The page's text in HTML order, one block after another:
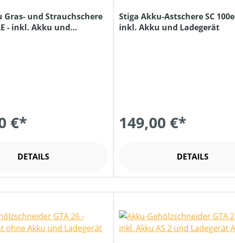
Gras- und Strauchschere
- inkl. Akku und
€*
DETAILS
Stiga Akku-Astschere SC
inkl. Akku und Ladegerät
149,00 €*
DETAILS